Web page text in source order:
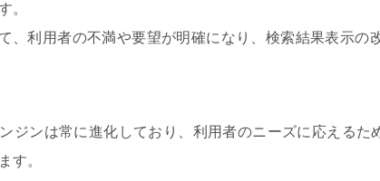
。
、利用者の不満や要望が明確になり、検索結果表示の
ジンは常に進化しており、利用者のニーズに応えるた
す。